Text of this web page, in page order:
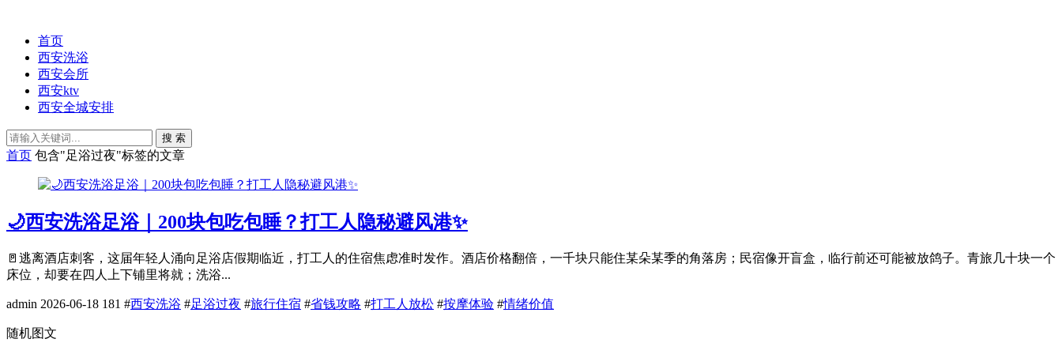
首页
西安洗浴
西安会所
西安ktv
西安全城安排
搜 索
首页 包含"足浴过夜"标签的文章
🌙西安洗浴足浴｜200块包吃包睡？打工人隐秘避风港✨
🚪逃离酒店刺客，这届年轻人涌向足浴店假期临近，打工人的住宿焦虑准时发作。酒店价格翻倍，一千块只能住某朵某季的角落房；民宿像开盲盒，临行前还可能被放鸽子。青旅几十块一个
床位，却要在四人上下铺里将就；洗浴...
admin 2026-06-18 181 #西安洗浴 #足浴过夜 #旅行住宿 #省钱攻略 #打工人放松 #按摩体验 #情绪价值
随机图文